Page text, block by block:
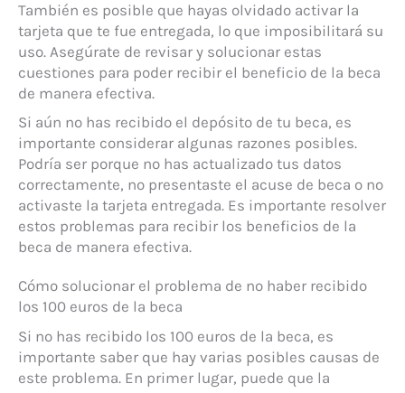
También es posible que hayas olvidado activar la
tarjeta que te fue entregada, lo que imposibilitará su
uso. Asegúrate de revisar y solucionar estas
cuestiones para poder recibir el beneficio de la beca
de manera efectiva.
Si aún no has recibido el depósito de tu beca, es
importante considerar algunas razones posibles.
Podría ser porque no has actualizado tus datos
correctamente, no presentaste el acuse de beca o no
activaste la tarjeta entregada. Es importante resolver
estos problemas para recibir los beneficios de la
beca de manera efectiva.
Cómo solucionar el problema de no haber recibido
los 100 euros de la beca
Si no has recibido los 100 euros de la beca, es
importante saber que hay varias posibles causas de
este problema. En primer lugar, puede que la